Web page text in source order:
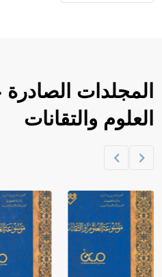
المجلدات
العلوم والتقانات